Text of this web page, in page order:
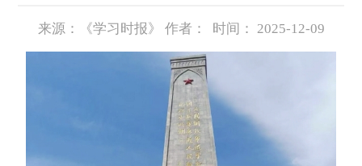
来源：《学习时报》 作者： 时间： 2025-12-09